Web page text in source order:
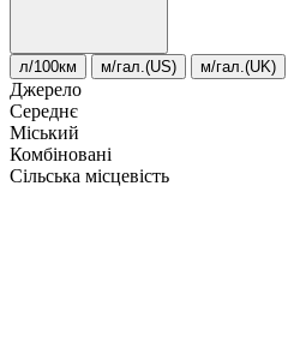
л/100км м/гал.(US) м/гал.(UK)
Джерело
Середнє
Міський
Комбіновані
Сільська місцевість